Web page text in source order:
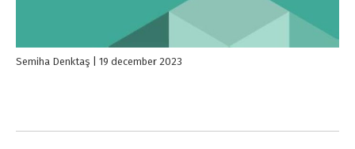
Semiha Denktaş 19 december 2023